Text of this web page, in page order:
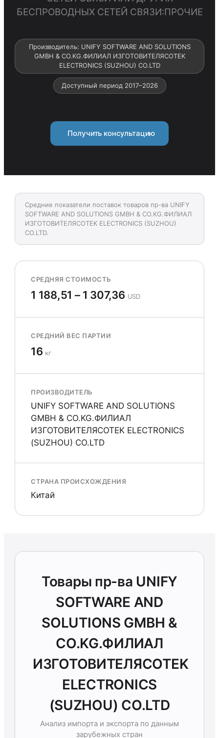
БЕСПРОВОДНЫХ СЕТЕЙ СВЯЗИ:ПРОЧИЕ
Производитель: UNIFY SOFTWARE AND SOLUTIONS
GMBH & CO.KG.ФИЛИАЛ ИЗГОТОВИТЕЛЯCOTEK
ELECTRONICS (SUZHOU) CO.LTD
Доступный период 2017–2026
Получить консультацию
Средние показатели поставок товаров пр-ва UNIFY
SOFTWARE AND SOLUTIONS GMBH & CO.KG.ФИЛИАЛ
ИЗГОТОВИТЕЛЯCOTEK ELECTRONICS (SUZHOU)
CO.LTD.
СРЕДНЯЯ СТОИМОСТЬ
1 188,51 – 1 307,36 USD
СРЕДНИЙ ВЕС ПАРТИИ
16 кг
ПРОИЗВОДИТЕЛЬ
UNIFY SOFTWARE AND SOLUTIONS
GMBH & CO.KG.ФИЛИАЛ
ИЗГОТОВИТЕЛЯCOTEK ELECTRONICS
(SUZHOU) CO.LTD
СТРАНА ПРОИСХОЖДЕНИЯ
Китай
Товары пр-ва UNIFY
SOFTWARE AND
SOLUTIONS GMBH &
CO.KG.ФИЛИАЛ
ИЗГОТОВИТЕЛЯCOTEK
ELECTRONICS
(SUZHOU) CO.LTD
Анализ импорта и экспорта по данным
зарубежных стран